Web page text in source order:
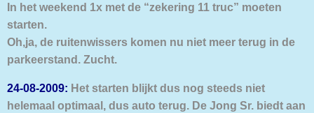
In het weekend 1x met de “zekering 11 truc” moeten
starten.
Oh,ja, de ruitenwissers komen nu niet meer terug in de
parkeerstand. Zucht.
24-08-2009: Het starten blijkt dus nog steeds niet
helemaal optimaal, dus auto terug. De Jong Sr. biedt aan